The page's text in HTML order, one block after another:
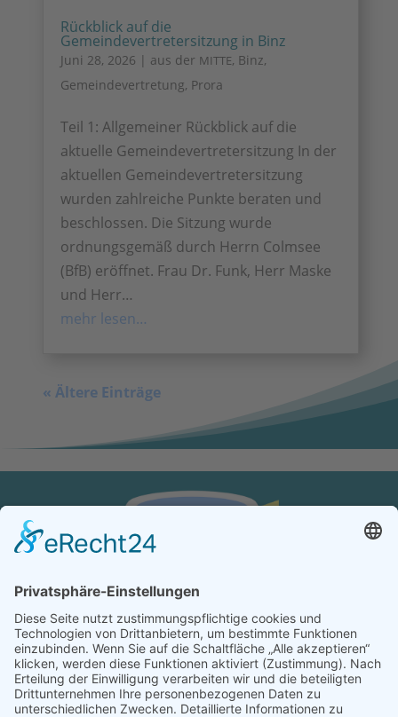
Rückblick auf die
Gemeindevertretersitzung in Binz
Juni 28, 2026 | aus der MITTE, Binz,
Gemeindevertretung, Prora
Teil 1: Allgemeiner Rückblick auf die
aktuelle Gemeindevertretersitzung In der
aktuellen Gemeindevertretersitzung
wurden zahlreiche Punkte beraten und
beschlossen. Die Sitzung wurde
ordnungsgemäß durch Herrn Colmsee
(BfB) eröffnet. Frau Dr. Funk, Herr Maske
und Herr…
mehr lesen…
« Ältere Einträge
KONTAKT
Verein von aus der MITTE e.V.
Schreiben Sie uns:
redaktion@ausdermitte-binz.de